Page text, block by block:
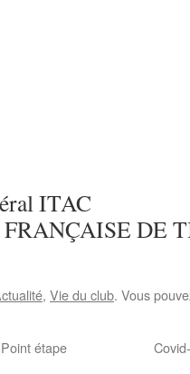
ITAC
DE
, Vie du club. Vous
étape